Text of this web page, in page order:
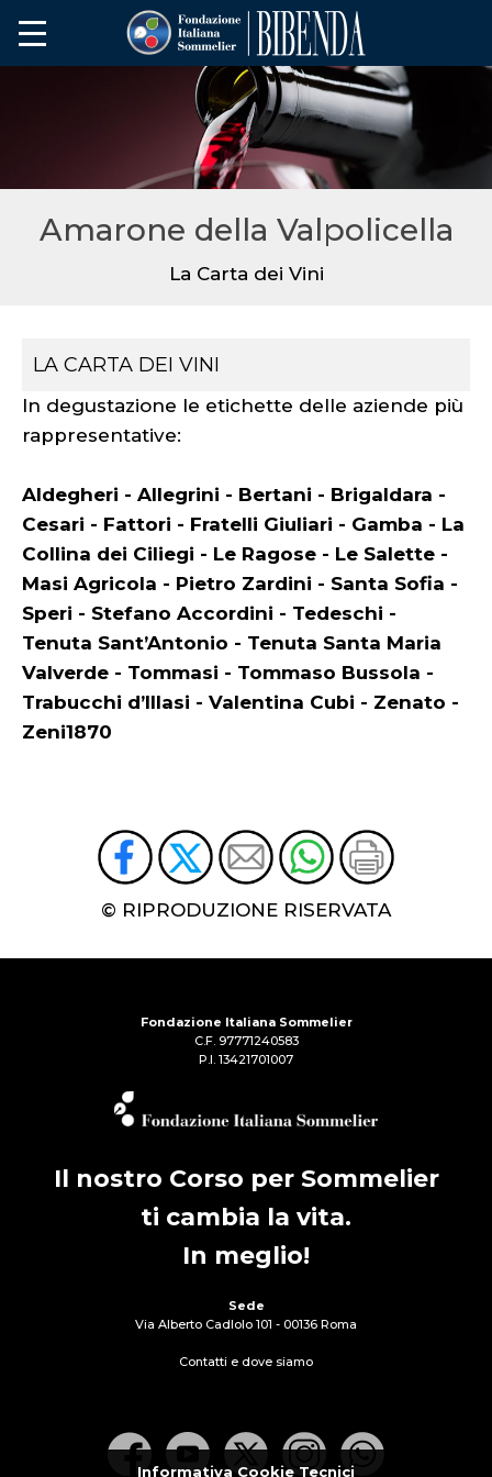
Amarone della Valpolicella
La Carta dei Vini
LA CARTA DEI VINI
In degustazione le etichette delle aziende più
rappresentative:
Aldegheri - Allegrini - Bertani - Brigaldara -
Cesari - Fattori - Fratelli Giuliari - Gamba - La
Collina dei Ciliegi - Le Ragose - Le Salette -
Masi Agricola - Pietro Zardini - Santa Sofia -
Speri - Stefano Accordini - Tedeschi -
Tenuta Sant’Antonio - Tenuta Santa Maria
Valverde - Tommasi - Tommaso Bussola -
Trabucchi d’Illasi - Valentina Cubi - Zenato -
Zeni1870
© RIPRODUZIONE RISERVATA
Fondazione Italiana Sommelier
C.F. 97771240583
P.I. 13421701007
Il nostro Corso per Sommelier
ti cambia la vita.
In meglio!
Sede
Via Alberto Cadlolo 101 - 00136 Roma
Contatti e dove siamo
Informativa Cookie Tecnici